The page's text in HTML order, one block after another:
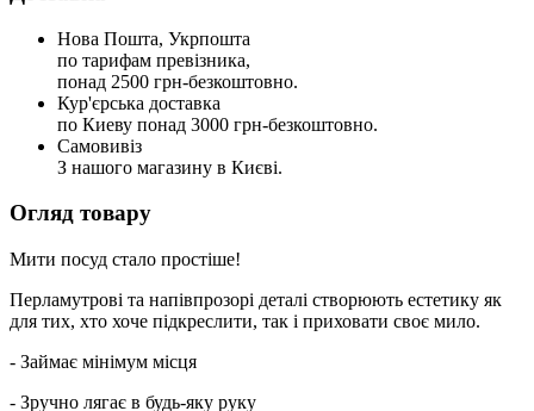
Нова Пошта, Укрпошта
по тарифам превізника,
понад 2500 грн-безкоштовно.
Кур'єрська доставка
по Киеву понад 3000 грн-безкоштовно.
Самовивіз
З нашого магазину в Києві.
Огляд товару
Мити посуд стало простіше!
Перламутрові та напівпрозорі деталі створюють естетику як
для тих, хто хоче підкреслити, так і приховати своє мило.
- Займає мінімум місця
- Зручно лягає в будь-яку руку